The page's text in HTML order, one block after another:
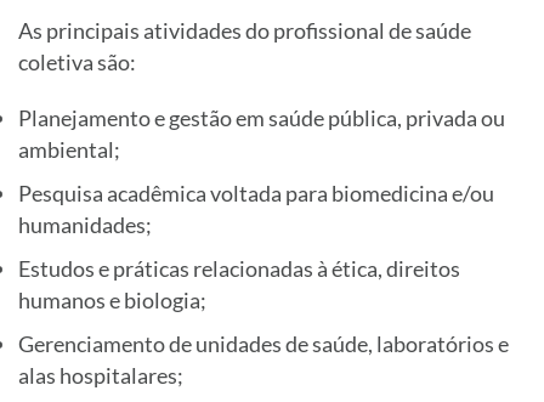
As principais atividades do profissional de saúde
coletiva são:
Planejamento e gestão em saúde pública, privada ou
ambiental;
Pesquisa acadêmica voltada para biomedicina e/ou
humanidades;
Estudos e práticas relacionadas à ética, direitos
humanos e biologia;
Gerenciamento de unidades de saúde, laboratórios e
alas hospitalares;